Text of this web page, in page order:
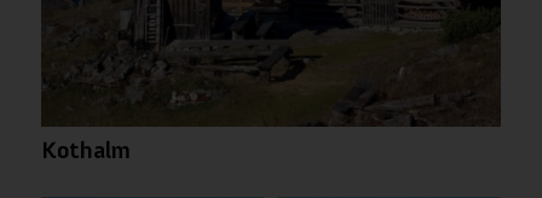
Kothalm